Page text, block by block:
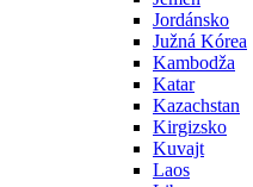
Jordánsko
Južná Kórea
Kambodža
Katar
Kazachstan
Kirgizsko
Kuvajt
Laos